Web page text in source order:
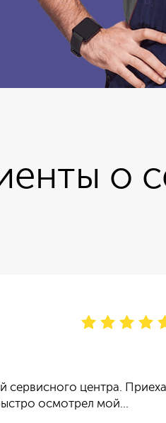
о
сервисного центра.
осмотрел мой…